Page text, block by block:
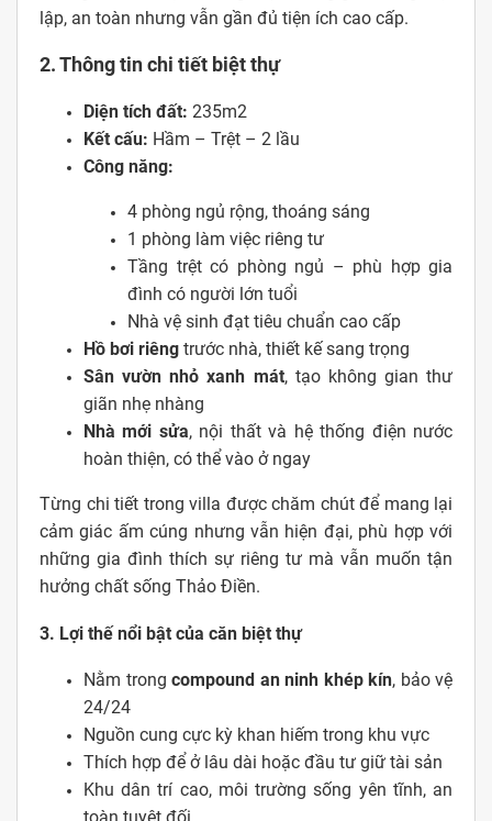
lập, an toàn nhưng vẫn gần đủ tiện ích cao cấp.
2. Thông tin chi tiết biệt thự
Diện tích đất: 235m2
Kết cấu: Hầm – Trệt – 2 lầu
Công năng:
4 phòng ngủ rộng, thoáng sáng
1 phòng làm việc riêng tư
Tầng trệt có phòng ngủ – phù hợp gia
đình có người lớn tuổi
Nhà vệ sinh đạt tiêu chuẩn cao cấp
Hồ bơi riêng trước nhà, thiết kế sang trọng
Sân vườn nhỏ xanh mát, tạo không gian thư
giãn nhẹ nhàng
Nhà mới sửa, nội thất và hệ thống điện nước
hoàn thiện, có thể vào ở ngay
Từng chi tiết trong villa được chăm chút để mang lại
cảm giác ấm cúng nhưng vẫn hiện đại, phù hợp với
những gia đình thích sự riêng tư mà vẫn muốn tận
hưởng chất sống Thảo Điền.
3. Lợi thế nổi bật của căn biệt thự
Nằm trong compound an ninh khép kín, bảo vệ
24/24
Nguồn cung cực kỳ khan hiếm trong khu vực
Thích hợp để ở lâu dài hoặc đầu tư giữ tài sản
Khu dân trí cao, môi trường sống yên tĩnh, an